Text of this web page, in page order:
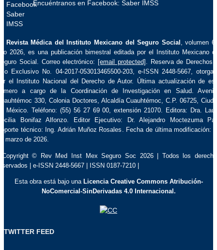
Encuéntranos en Facebook: Saber IMSS
Revista Médica del Instituto Mexicano del Seguro Social , volumen
2026, es una publicación bimestral editada por el Instituto Mexicano
Social. Correo electrónico: [email protected] . Reserva de Derechos
Exclusivo No. 04-2017-053013465500-203, e-ISSN 2448-5667,
el Instituto Nacional del Derecho de Autor. Última actualización de
a cargo de la Coordinación de Investigación en Salud.
330, Colonia Doctores, Alcaldía Cuauhtémoc, C.P. 06725,
México. Teléfono: (55) 56 27 69 00, extensión 21070. Editora: Dra.
Bonifaz Alfonzo. Editor Ejecutivo: Dr. Alejandro Moctezuma
técnico: Ing. Adrián Muñoz Rosales. Fecha de última modificación:
marzo de 2026.
© Rev Med Inst Mex Seguro Soc 2026 | Todos los
| e-ISSN 2448-5667 | ISSN 0187-7210 |
Esta obra está bajo una Licencia Creative Commons Atribución-
NoComercial-SinDerivadas 4.0 Internacional.
TWITTER FEED